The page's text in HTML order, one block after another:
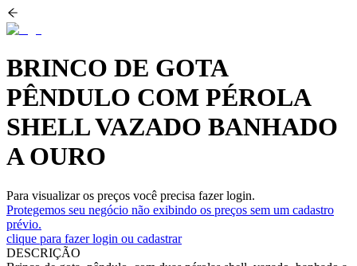
BRINCO DE GOTA
PÊNDULO COM PÉROLA
SHELL VAZADO BANHADO
A OURO
Para visualizar os preços você precisa fazer login.
Protegemos seu negócio não exibindo os preços sem um cadastro
prévio.
clique para fazer login ou cadastrar
DESCRIÇÃO